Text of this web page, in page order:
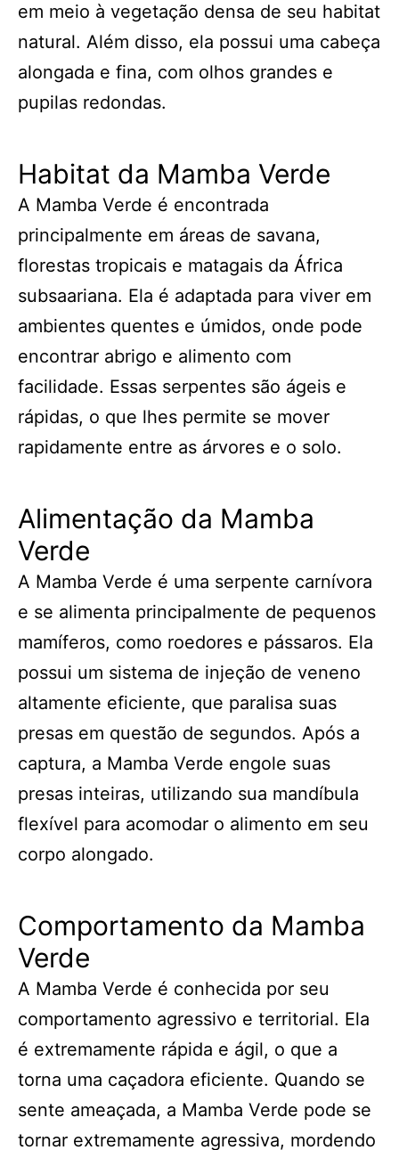
em meio à vegetação densa de seu habitat
natural. Além disso, ela possui uma cabeça
alongada e fina, com olhos grandes e
pupilas redondas.
Habitat da Mamba Verde
A Mamba Verde é encontrada
principalmente em áreas de savana,
florestas tropicais e matagais da África
subsaariana. Ela é adaptada para viver em
ambientes quentes e úmidos, onde pode
encontrar abrigo e alimento com
facilidade. Essas serpentes são ágeis e
rápidas, o que lhes permite se mover
rapidamente entre as árvores e o solo.
Alimentação da Mamba
Verde
A Mamba Verde é uma serpente carnívora
e se alimenta principalmente de pequenos
mamíferos, como roedores e pássaros. Ela
possui um sistema de injeção de veneno
altamente eficiente, que paralisa suas
presas em questão de segundos. Após a
captura, a Mamba Verde engole suas
presas inteiras, utilizando sua mandíbula
flexível para acomodar o alimento em seu
corpo alongado.
Comportamento da Mamba
Verde
A Mamba Verde é conhecida por seu
comportamento agressivo e territorial. Ela
é extremamente rápida e ágil, o que a
torna uma caçadora eficiente. Quando se
sente ameaçada, a Mamba Verde pode se
tornar extremamente agressiva, mordendo